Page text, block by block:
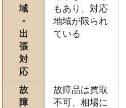
域
・
出
張
対
応
もあり、対応
地域が限られ
ている
故
障
故障品は買取
不可、相場に